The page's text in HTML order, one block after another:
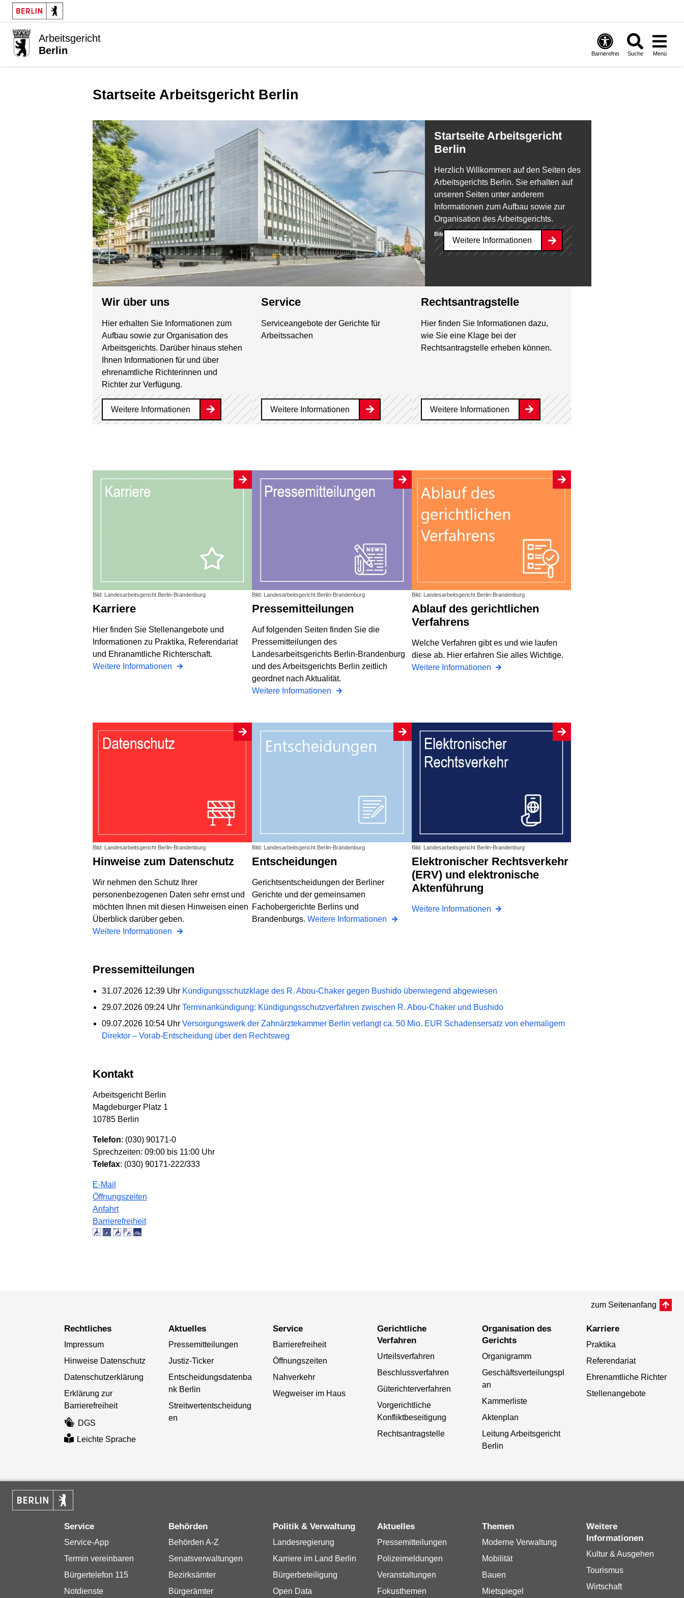
Arbeitsgericht
Berlin
Barrierefrei Suche Menü
Startseite Arbeitsgericht Berlin
Startseite Arbeitsgericht
Berlin
Herzlich Willkommen auf den Seiten des
Arbeitsgerichts Berlin. Sie erhalten auf
unseren Seiten unter anderem
Informationen zum Aufbau sowie zur
Organisation des Arbeitsgerichts.
Weitere Informationen
Bild:
Wir über uns
Hier erhalten Sie Informationen zum
Aufbau sowie zur Organisation des
Arbeitsgerichts. Darüber hinaus stehen
Ihnen Informationen für und über
ehrenamtliche Richterinnen und
Richter zur Verfügung.
Weitere Informationen
Service
Serviceangebote der Gerichte für
Arbeitssachen
Weitere Informationen
Rechtsantragstelle
Hier finden Sie Informationen dazu,
wie Sie eine Klage bei der
Rechtsantragstelle erheben können.
Weitere Informationen
Bild: Landesarbeitsgericht Berlin-Brandenburg
Karriere
Hier finden Sie Stellenangebote und
Informationen zu Praktika, Referendariat
und Ehranamtliche Richterschaft.
Weitere Informationen
Bild: Landesarbeitsgericht Berlin-Brandenburg
Pressemitteilungen
Auf folgenden Seiten finden Sie die
Pressemitteilungen des
Landesarbeitsgerichts Berlin-Brandenburg
und des Arbeitsgerichts Berlin zeitlich
geordnet nach Aktualität.
Weitere Informationen
Bild: Landesarbeitsgericht Berlin-Brandenburg
Ablauf des gerichtlichen
Verfahrens
Welche Verfahren gibt es und wie laufen
diese ab. Hier erfahren Sie alles Wichtige.
Weitere Informationen
Bild: Landesarbeitsgericht Berlin-Brandenburg
Hinweise zum Datenschutz
Wir nehmen den Schutz Ihrer
personenbezogenen Daten sehr ernst und
möchten Ihnen mit diesen Hinweisen einen
Überblick darüber geben.
Weitere Informationen
Bild: Landesarbeitsgericht Berlin-Brandenburg
Entscheidungen
Gerichtsentscheidungen der Berliner
Gerichte und der gemeinsamen
Fachobergerichte Berlins und
Brandenburgs.Weitere Informationen
Bild: Landesarbeitsgericht Berlin-Brandenburg
Elektronischer Rechtsverkehr
(ERV) und elektronische
Aktenführung
Weitere Informationen
Pressemitteilungen
31.07.2026 12:39 Uhr Kündigungsschutzklage des R. Abou-Chaker gegen Bushido überwiegend abgewiesen
29.07.2026 09:24 Uhr Terminankündigung: Kündigungsschutzverfahren zwischen R. Abou-Chaker und Bushido
09.07.2026 10:54 Uhr Versorgungswerk der Zahnärztekammer Berlin verlangt ca. 50 Mio. EUR Schadensersatz von ehemaligem
Direktor – Vorab-Entscheidung über den Rechtsweg
Kontakt
Arbeitsgericht Berlin
Magdeburger Platz 1
10785 Berlin
Telefon: (030) 90171-0
Sprechzeiten: 09:00 bis 11:00 Uhr
Telefax: (030) 90171-222/333
E-Mail
Öffnungszeiten
Anfahrt
Barrierefreiheit
zum Seitenanfang
Rechtliches
Impressum
Hinweise Datenschutz
Datenschutzerklärung
Erklärung zur
Barrierefreiheit
DGS
Leichte Sprache
Aktuelles
Pressemitteilungen
Justiz-Ticker
Entscheidungsdatenba
nk Berlin
Streitwertentscheidung
en
Service
Barrierefreiheit
Öffnungszeiten
Nahverkehr
Wegweiser im Haus
Gerichtliche
Verfahren
Urteilsverfahren
Beschlussverfahren
Güterichterverfahren
Vorgerichtliche
Konfliktbeseitigung
Rechtsantragstelle
Organisation des
Gerichts
Organigramm
Geschäftsverteilungspl
an
Kammerliste
Aktenplan
Leitung Arbeitsgericht
Berlin
Karriere
Praktika
Referendariat
Ehrenamtliche Richter
Stellenangebote
Service
Service-App
Termin vereinbaren
Bürgertelefon 115
Notdienste
Behörden
Behörden A-Z
Senatsverwaltungen
Bezirksämter
Bürgerämter
Politik & Verwaltung
Landesregierung
Karriere im Land Berlin
Bürgerbeteiligung
Open Data
Aktuelles
Pressemitteilungen
Polizeimeldungen
Veranstaltungen
Fokusthemen
Themen
Moderne Verwaltung
Mobilität
Bauen
Mietspiegel
Weitere
Informationen
Kultur & Ausgehen
Tourismus
Wirtschaft